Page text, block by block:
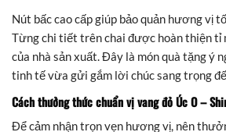
Nút bấc cao cấp giúp bảo quản hương vị
Từng chi tiết trên chai được hoàn thiện tỉ
của nhà sản xuất. Đây là món quà tặng ý
tinh tế vừa gửi gắm lời chúc sang trọng
Cách thưởng thức chuẩn vị vang đỏ Úc O –
Để cảm nhận trọn vẹn hương vị, nên